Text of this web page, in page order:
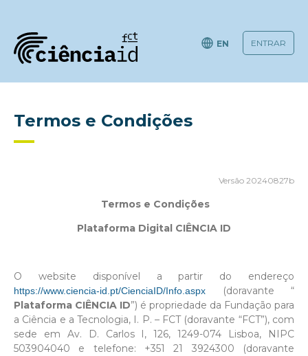
EN
Termos e Condições
Versão 20240827b
Termos e Condições
Plataforma Digital CIÊNCIA ID
O website disponível a partir do endereço
https://www.ciencia-id.pt/CienciaID/Info.aspx (doravante “
Plataforma CIÊNCIA ID”) é propriedade da Fundação para
a Ciência e a Tecnologia, I. P. – FCT (doravante “FCT”), com
sede em Av. D. Carlos I, 126, 1249-074 Lisboa, NIPC
503904040 e telefone: +351 21 3924300 (doravante